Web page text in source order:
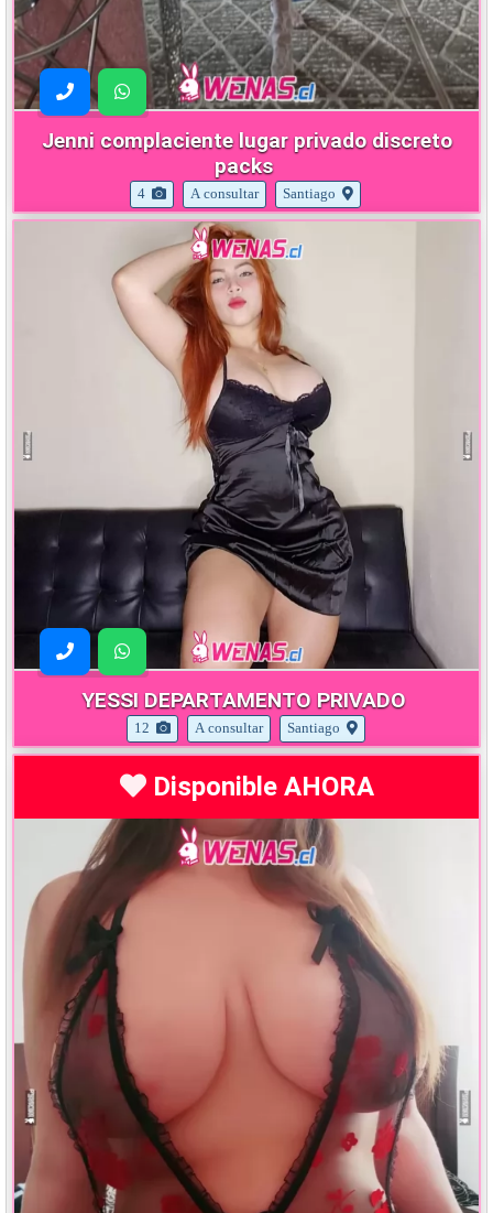
Jenni complaciente lugar privado discreto
packs
4 A consultar Santiago
YESSI DEPARTAMENTO PRIVADO
12 A consultar Santiago
Disponible AHORA